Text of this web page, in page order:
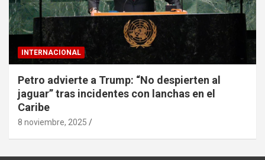
INTERNACIONAL
Petro advierte a Trump: “No despierten al
jaguar” tras incidentes con lanchas en el
Caribe
8 noviembre, 2025